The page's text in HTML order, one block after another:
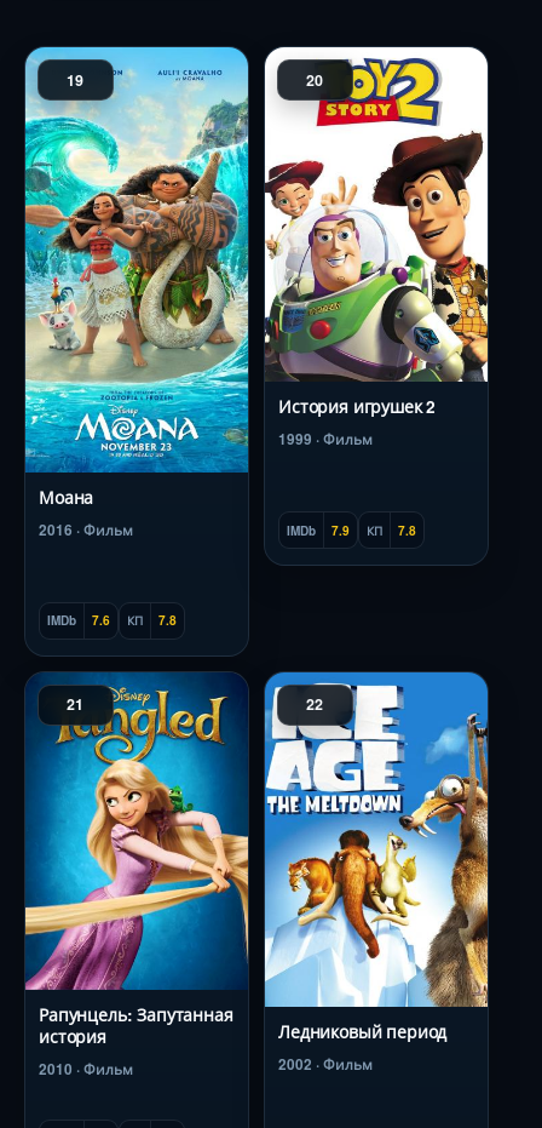
19
Моана
2016 · Фильм
IMDb 7.6 КП 7.8
20
История игрушек 2
1999 · Фильм
IMDb 7.9 КП 7.8
21
Рапунцель: Запутанная
история
2010 · Фильм
22
Ледниковый период
2002 · Фильм